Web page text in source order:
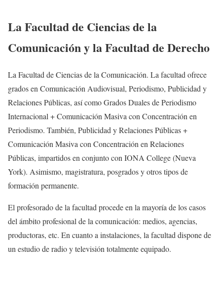
La Facultad de Ciencias de la
Comunicación y la Facultad de Derecho
La Facultad de Ciencias de la Comunicación. La facultad ofrece
grados en Comunicación Audiovisual, Periodismo, Publicidad y
Relaciones Públicas, así como Grados Duales de Periodismo
Internacional + Comunicación Masiva con Concentración en
Periodismo. También, Publicidad y Relaciones Públicas +
Comunicación Masiva con Concentración en Relaciones
Públicas, impartidos en conjunto con IONA College (Nueva
York). Asimismo, magistratura, posgrados y otros tipos de
formación permanente.
El profesorado de la facultad procede en la mayoría de los casos
del ámbito profesional de la comunicación: medios, agencias,
productoras, etc. En cuanto a instalaciones, la facultad dispone de
un estudio de radio y televisión totalmente equipado.